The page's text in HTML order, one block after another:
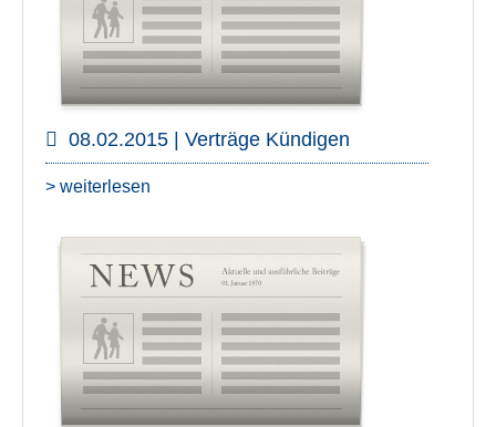
08.02.2015 | Verträge Kündigen
> weiterlesen